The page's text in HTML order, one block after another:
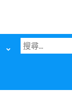
搜
尋